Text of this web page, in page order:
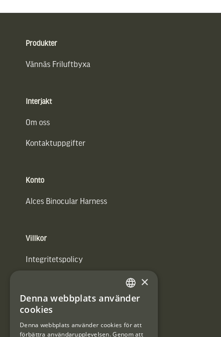
Produkter
Vännäs Friluftbyxa
Interjakt
Om oss
Kontaktuppgifter
Konto
Alces Binocular Harness
Villkor
Integritetspolicy
#Interjaktfamily SWEDISH
×
Denna webbplats använder
cookies
Denna webbplats använder cookies för att
förbättra användarupplevelsen. Genom att